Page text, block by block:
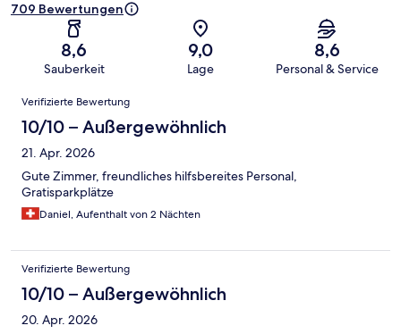
709 Bewertungen
8,6
Sauberkeit
9,0
Lage
8,6
Personal & Service
Bewertungen
Verifizierte Bewertung
10/10 – Außergewöhnlich
21. Apr. 2026
Gute Zimmer, freundliches hilfsbereites Personal,
Gratisparkplätze
Daniel, Aufenthalt von 2 Nächten
Verifizierte Bewertung
10/10 – Außergewöhnlich
20. Apr. 2026